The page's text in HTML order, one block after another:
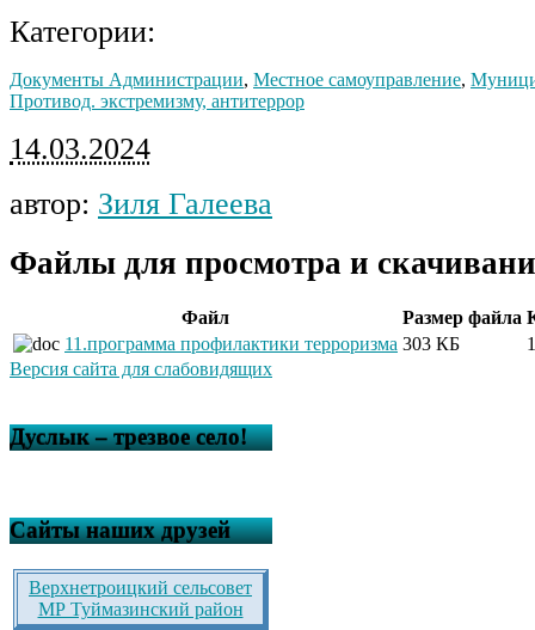
Категории:
Документы Администрации, Местное самоуправление,
Противод. экстремизму, антитеррор
14.03.2024
автор: Зиля Галеева
Файлы для просмотра и
Файл Размер файла
11.программа профилактики терроризма 303 КБ
Версия сайта для слабовидящих
Дуслык – трезвое село!
Сайты наших друзей
Верхнетроицкий сельсовет
МР Туймазинский район